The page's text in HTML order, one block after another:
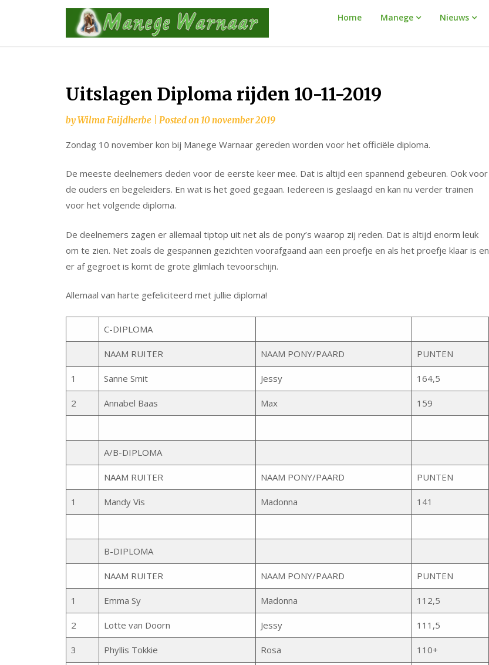
Home Manege Nieuws
Uitslagen Diploma rijden 10-11-2019
byWilma Faijdherbe Posted on 10 november 2019
Zondag 10 november kon bij Manege Warnaar gereden worden voor het officiële diploma.
De meeste deelnemers deden voor de eerste keer mee. Dat is altijd een spannend gebeuren. Ook voor
de ouders en begeleiders. En wat is het goed gegaan. Iedereen is geslaagd en kan nu verder trainen
voor het volgende diploma.
De deelnemers zagen er allemaal tiptop uit net als de pony’s waarop zij reden. Dat is altijd enorm leuk
om te zien. Net zoals de gespannen gezichten voorafgaand aan een proefje en als het proefje klaar is en
er af gegroet is komt de grote glimlach tevoorschijn.
Allemaal van harte gefeliciteerd met jullie diploma!
C-DIPLOMA
NAAM RUITER NAAM PONY/PAARD PUNTEN
1 Sanne Smit Jessy 164,5
2 Annabel Baas Max 159
A/B-DIPLOMA
NAAM RUITER NAAM PONY/PAARD PUNTEN
1 Mandy Vis Madonna 141
B-DIPLOMA
NAAM RUITER NAAM PONY/PAARD PUNTEN
1 Emma Sy Madonna 112,5
2 Lotte van Doorn Jessy 111,5
3 Phyllis Tokkie Rosa 110+